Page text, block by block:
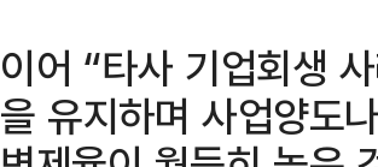
이어 “타사 기업회생
을 유지하며 사업양도